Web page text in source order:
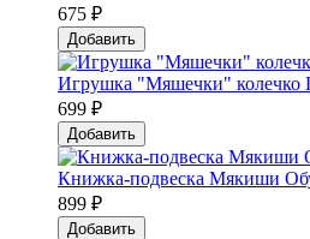
675 ₽
Добавить
Игрушка "Мяшечки" колечко
699 ₽
Добавить
Книжка-подвеска Мякиши
899 ₽
Добавить